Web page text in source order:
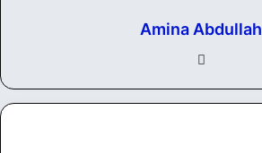
Amina Abdullah
وك